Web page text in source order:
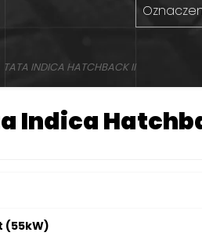
TATA INDICA HATCHBACK II
Indica
(55kW)